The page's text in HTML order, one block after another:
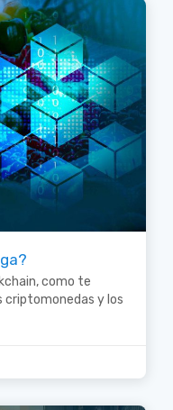
como te
criptomonedas y los